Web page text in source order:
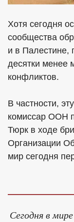
Хотя сегодня
сообщества
и в Палестине,
десятки менее
конфликтов.
В частности,
комиссар ООН
Тюрк в ходе
Организации
мир сегодня
Сегодня в